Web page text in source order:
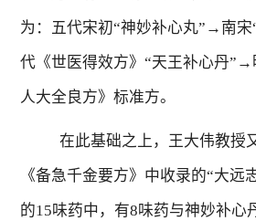
为：五代宋初“神妙补心丸”→南
代《世医得效方》“天王补心丹”→
人大全良方》标准方。
在此基础之上，王大伟教授
《备急千金要方》中收录的“大远
的15味药中，有8味药与神妙补心